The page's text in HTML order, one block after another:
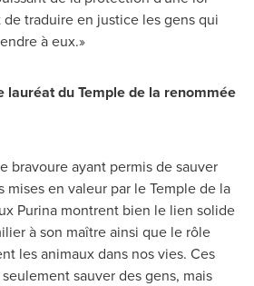
traduire en justice les gens qui
à eux.»
lauréat du Temple de la renommée
bravoure ayant permis de sauver
mises en valeur par le Temple de la
Purina montrent bien le lien solide
à son maître ainsi que le rôle
les animaux dans nos vies. Ces
sauver des gens, mais